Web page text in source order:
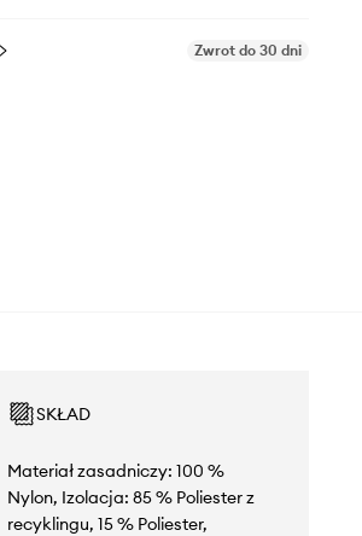
Zwrot do 30 dni
SKŁAD
Materiał zasadniczy: 100 %
Nylon, Izolacja: 85 % Poliester z
recyklingu, 15 % Poliester,